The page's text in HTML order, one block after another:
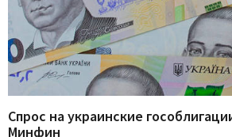
Спрос на украинские
Минфин